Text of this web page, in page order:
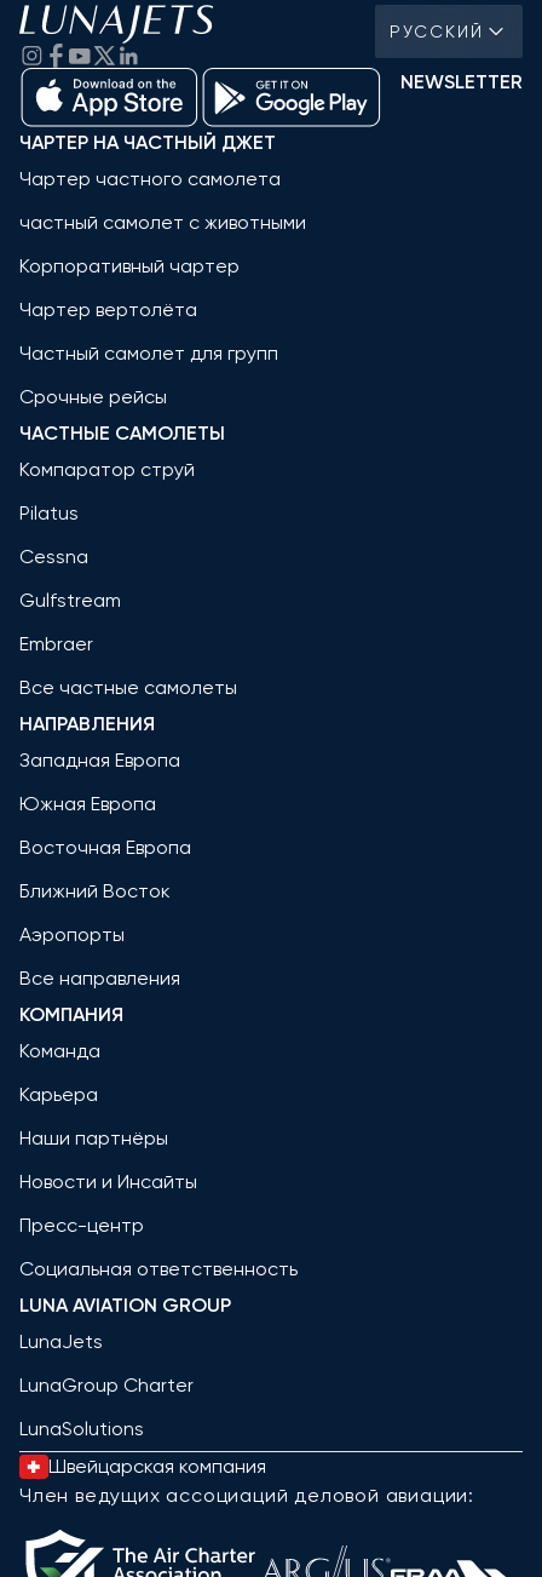
РУССКИЙ
NEWSLETTER
ЧАРТЕР НА ЧАСТНЫЙ ДЖЕТ
Чартер частного самолета
частный самолет с животными
Корпоративный чартер
Чартер вертолёта
Частный самолет для групп
Срочные рейсы
ЧАСТНЫЕ САМОЛЕТЫ
Компаратор струй
Pilatus
Cessna
Gulfstream
Embraer
Все частные самолеты
НАПРАВЛЕНИЯ
Западная Европа
Южная Европа
Восточная Европа
Ближний Восток
Аэропорты
Все направления
КОМПАНИЯ
Команда
Карьера
Наши партнёры
Новости и Инсайты
Пресс-центр
Социальная ответственность
LUNA AVIATION GROUP
LunaJets
LunaGroup Charter
LunaSolutions
Швейцарская компания
Член ведущих ассоциаций деловой авиации: